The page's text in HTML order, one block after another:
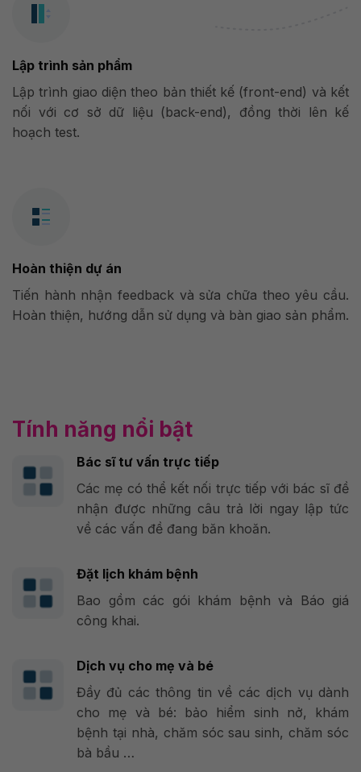
Lập trình sản phẩm
Lập trình giao diện theo bản thiết kế (front-end) và kết
nối với cơ sở dữ liệu (back-end), đồng thời lên kế
hoạch test.
Hoàn thiện dự án
Tiến hành nhận feedback và sửa chữa theo yêu cầu.
Hoàn thiện, hướng dẫn sử dụng và bàn giao sản phẩm.
Tính năng nổi bật
Bác sĩ tư vấn trực tiếp
Các mẹ có thể kết nối trực tiếp với bác sĩ đề
nhận được những câu trả lời ngay lập tức
về các vấn đề đang băn khoăn.
Đặt lịch khám bệnh
Bao gồm các gói khám bệnh và Báo giá
công khai.
Dịch vụ cho mẹ và bé
Đầy đủ các thông tin về các dịch vụ dành
cho mẹ và bé: bảo hiểm sinh nở, khám
bệnh tại nhà, chăm sóc sau sinh, chăm sóc
bà bầu …